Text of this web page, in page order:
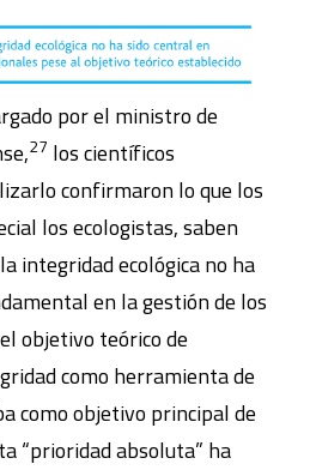
por el ministro de
27 los científicos
confirmaron lo que los
los ecologistas, saben
integridad ecológica no ha
en la gestión de los
objetivo teórico de
como herramienta de
como objetivo principal de
“prioridad absoluta” ha